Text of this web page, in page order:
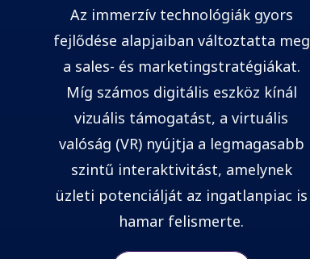
Az immerzív technológiák gyors
fejlődése alapjaiban változtatta meg
a sales- és marketingstratégiákat.
Míg számos digitális eszköz kínál
vizuális támogatást, a virtuális
valóság (VR) nyújtja a legmagasabb
szintű interaktivitást, amelynek
üzleti potenciálját az ingatlanpiac is
hamar felismerte.